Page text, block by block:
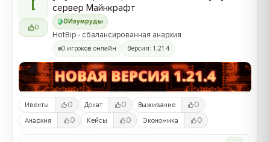
[
0
0 Изумруды
сервер Майнкрафт
HotBip - сбалансированная анархия
0 игроков онлайн Версия: 1.21.4
Ивенты 0 Донат 0 Выживание 0
Анархия 0 Кейсы 0 Экономика 0